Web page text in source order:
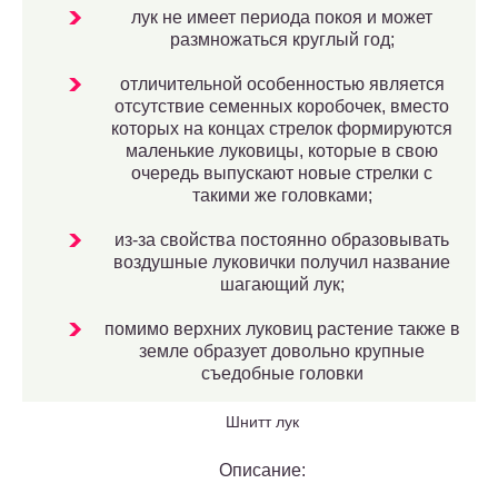
лук не имеет периода покоя и может
размножаться круглый год;
отличительной особенностью является
отсутствие семенных коробочек, вместо
которых на концах стрелок формируются
маленькие луковицы, которые в свою
очередь выпускают новые стрелки с
такими же головками;
из-за свойства постоянно образовывать
воздушные луковички получил название
шагающий лук;
помимо верхних луковиц растение также в
земле образует довольно крупные
съедобные головки
Шнитт лук
Описание: